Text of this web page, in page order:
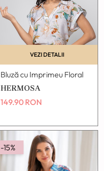
Bluză cu Imprimeu Floral
HERMOSA
149.90 RON
VEZI DETALII
-15%